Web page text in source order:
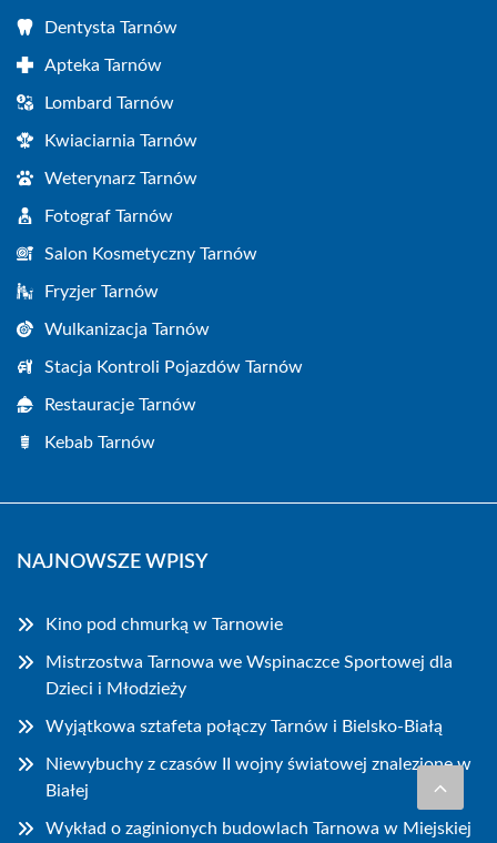
Dentysta Tarnów
Apteka Tarnów
Lombard Tarnów
Kwiaciarnia Tarnów
Weterynarz Tarnów
Fotograf Tarnów
Salon Kosmetyczny Tarnów
Fryzjer Tarnów
Wulkanizacja Tarnów
Stacja Kontroli Pojazdów Tarnów
Restauracje Tarnów
Kebab Tarnów
NAJNOWSZE WPISY
Kino pod chmurką w Tarnowie
Mistrzostwa Tarnowa we Wspinaczce Sportowej dla
Dzieci i Młodzieży
Wyjątkowa sztafeta połączy Tarnów i Bielsko-Białą
Niewybuchy z czasów II wojny światowej znalezione w
Białej
Wykład o zaginionych budowlach Tarnowa w Miejskiej